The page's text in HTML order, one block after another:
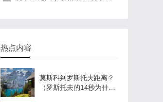
热点内容
莫斯科到罗斯托夫距离？
（罗斯托夫的14秒为什么